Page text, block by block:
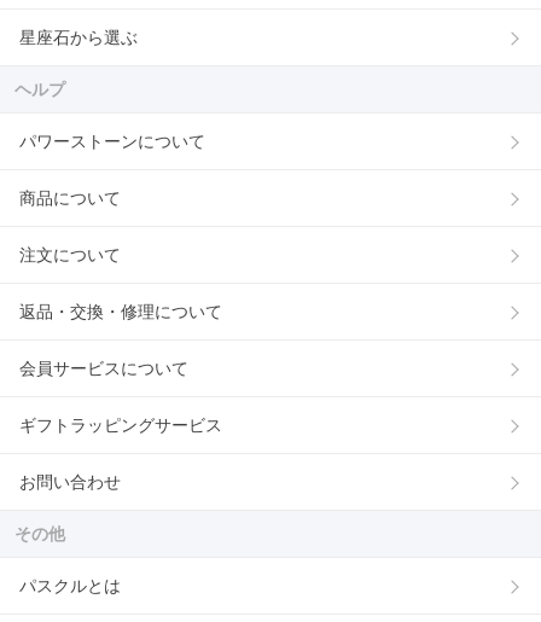
星座石から選ぶ
ヘルプ
パワーストーンについて
商品について
注文について
返品・交換・修理について
会員サービスについて
ギフトラッピングサービス
お問い合わせ
その他
パスクルとは